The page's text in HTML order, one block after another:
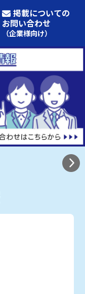
掲載についての
お問い合わせ
（企業様向け）